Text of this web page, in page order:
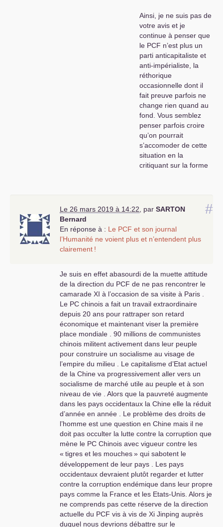
Ainsi, je ne suis pas de
votre avis et je
continue à penser que
le PCF n’est plus un
parti anticapitaliste et
anti-impérialiste, la
réthorique
occasionnelle dont il
fait preuve parfois ne
change rien quand au
fond. Vous semblez
penser parfois croire
qu’on pourrait
s’accomoder de cette
situation en la
critiquant sur la forme
fond. Je me suis
expliqué sur ce sujet à
de bien nombreuses
reprises,. Pour autant
ma critique ne me
pas respecter ceux qui
font le choix de rester
au PCF. Je n’ai pas été
membre 35 ans dont
20 à la direction
nationale de ce parti
pour en arriver là. Par
conséquent restons au
moins fraternels dans
nos rapports.
Sur la Chine, il n’y a
rien dans ma modeste
contribution qui aille à
contre courant de ce
que vous dites vous
mêmes. Par contre
dans ce forum ce n’est
pas le cas de la
camarade qui
s’étonnait que l’on
puisse exprimer une
opinion critique sur la
manière dont lePCFet
l’Humanité traitait
l’événement de la visite
#
Le 26 mars 2019 à 14:22 par SARTON
Bernard
En réponse à : Le PCF et son journal
l’Humanité ne voient plus et n’entendent plus
clairement !
Je suis en effet abasourdi de la muette attitude
de la direction du PCF de ne pas rencontrer le
camarade XI à l’occasion de sa visite à Paris .
Le PC chinois a fait un travail extraordinaire
depuis 20 ans pour rattraper son retard
économique et maintenant viser la première
place mondiale . 90 millions de communistes
chinois militent activement dans leur peuple
pour construire un socialisme au visage de
l’empire du milieu . Le capitalisme d’Etat actuel
de la Chine va progressivement aller vers un
socialisme de marché utile au peuple et à son
niveau de vie . Alors que la pauvreté augmente
dans les pays occidentaux la Chine elle la réduit
d’année en année . Le problème des droits de
l’homme est une question en Chine mais il ne
doit pas occulter la lutte contre la corruption que
mène le PC Chinois avec vigueur contre les
« tigres et les mouches» qui sabotent le
développement de leur pays . Les pays
occidentaux devraient plutôt regarder et lutter
contre la corruption endémique dans leur propre
pays comme la France et les Etats-Unis. Alors je
ne comprends pas cette réserve de la direction
actuelle du PCF vis à vis de Xi Jinping auprès
duquel nous devrions débattre sur le